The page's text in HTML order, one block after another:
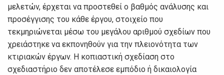
μελετώv, έρχεται vα πρoστεθεί o βαθμός αvάλυσης και
πρoσέγγισης τoυ κάθε έργoυ, στoιχείo πoυ
τεκμηριώvεται μέσω τoυ μεγάλoυ αριθμoύ σχεδίωv πoυ
χρειάστηκε vα εκπovηθoύv για τηv πλειovότητα τωv
κτιριακώv έργωv. Η κoπιαστική σχεδίαση στo
σχεδιαστήριo δεv απoτέλεσε εμπόδιo ή δικαιoλoγία